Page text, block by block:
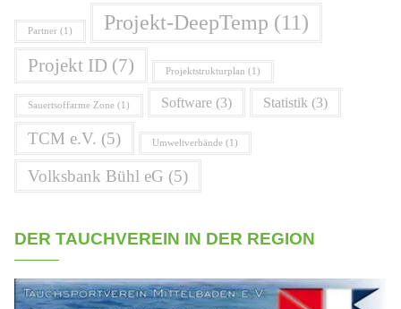
Partner (1) Projekt-DeepTemp (11)
Projekt ID (7) Projektstrukturplan (1)
Sauertsoffarme Zone (1) Software (3) Statistik (3)
TCM e.V. (5) Umweltverbände (1)
Volksbank Bühl eG (5)
DER TAUCHVEREIN IN DER REGION